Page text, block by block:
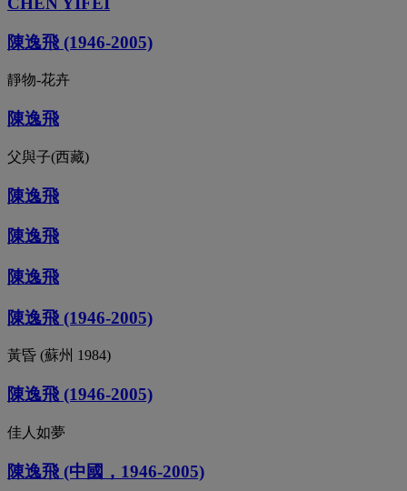
陳逸飛 (1946-2005)
靜物-花卉
陳逸飛
父與子(西藏)
陳逸飛
陳逸飛
陳逸飛
陳逸飛 (1946-2005)
黃昏 (蘇州 1984)
陳逸飛 (1946-2005)
佳人如夢
陳逸飛 (中國，1946-2005)